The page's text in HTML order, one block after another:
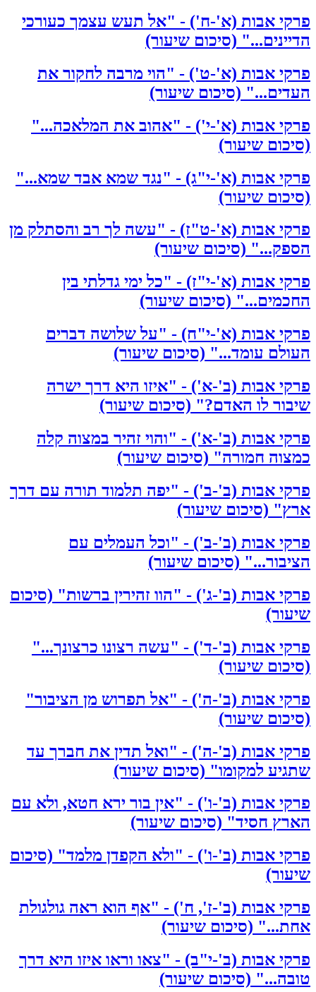
פרקי אבות (א'-ח') - "אל תעש עצמך כעורכי
הדיינים..." (סיכום שיעור)
פרקי אבות (א'-ט') - "הוי מרבה לחקור את
העדים..." (סיכום שיעור)
פרקי אבות (א'-י') - "אהוב את המלאכה..."
(סיכום שיעור)
פרקי אבות (א'-י"ג) - "נגד שמא אבד שמא..."
(סיכום שיעור)
פרקי אבות (א'-ט"ז) - "עשה לך רב והסתלק מן
הספק..." (סיכום שיעור)
פרקי אבות (א'-י"ז) - "כל ימי גדלתי בין
החכמים..." (סיכום שיעור)
פרקי אבות (א'-י"ח) - "על שלושה דברים
העולם עומד..." (סיכום שיעור)
פרקי אבות (ב'-א') - "איזו היא דרך ישרה
שיבור לו האדם?" (סיכום שיעור)
פרקי אבות (ב'-א') - "והוי זהיר במצוה קלה
כמצוה חמורה" (סיכום שיעור)
פרקי אבות (ב'-ב') - "יפה תלמוד תורה עם דרך
ארץ" (סיכום שיעור)
פרקי אבות (ב'-ב') - "וכל העמלים עם
הציבור..." (סיכום שיעור)
פרקי אבות (ב'-ג') - "הוו זהירין ברשות" (סיכום
שיעור)
פרקי אבות (ב'-ד') - "עשה רצונו כרצונך..."
(סיכום שיעור)
פרקי אבות (ב'-ה') - "אל תפרוש מן הציבור"
(סיכום שיעור)
פרקי אבות (ב'-ה') - "ואל תדין את חברך עד
שתגיע למקומו" (סיכום שיעור)
פרקי אבות (ב'-ו') - "אין בור ירא חטא, ולא עם
הארץ חסיד" (סיכום שיעור)
פרקי אבות (ב'-ו') - "ולא הקפדן מלמד" (סיכום
שיעור)
פרקי אבות (ב'-ז', ח') - "אף הוא ראה גולגולת
אחת..." (סיכום שיעור)
פרקי אבות (ב'-י"ב) - "צאו וראו איזו היא דרך
טובה..." (סיכום שיעור)